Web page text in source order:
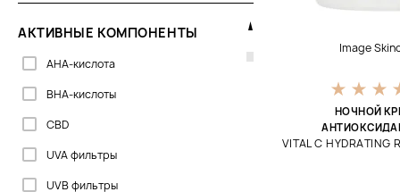
От первых признаков старения
АКТИВНЫЕ КОМПОНЕНТЫ
AHA-кислота
BHA-кислоты
CBD
UVA фильтры
UVB фильтры
Image
НОЧНОЙ
VITAL C HYDRATING